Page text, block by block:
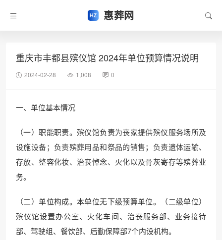
惠葬网
重庆市丰都县殡仪馆 2024年单位预算情况说明
2024-02-28 1,008 0
一、单位基本情况
（一）职能职责。殡仪馆负责为丧家提供殡仪服务场所及
设施设备；负责殡葬用品和祭品的销售；负责遗体运输、
存放、整容化妆、治丧悼念、火化以及骨灰寄存等殡葬业
务。
（二）单位构成。本单位无下级预算单位。（二级单位）
殡仪馆设置办公室、火化车间、治丧服务部、业务接待
部、驾驶组、餐饮部、后勤保障部7个内设机构。